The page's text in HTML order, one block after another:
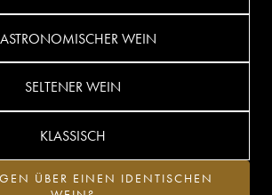
WEIN
SELTENER WEIN
KLASSISCH
ÜBER EINEN IDENTISCHEN